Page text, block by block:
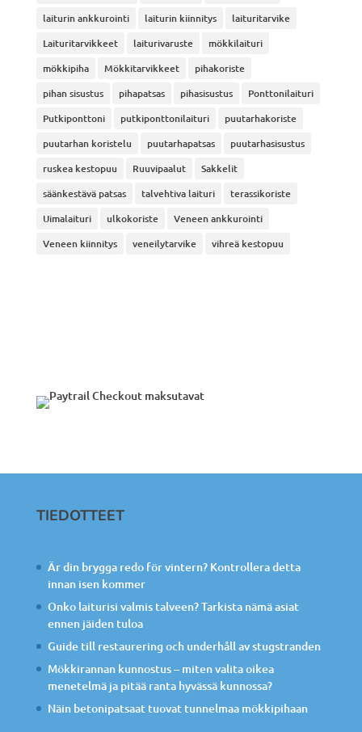
laiturin ankkurointi laiturin kiinnitys
laituritarvike
Laituritarvikkeet
laiturivaruste
mökkilaituri
mökkipiha
Mökkitarvikkeet
pihakoriste
pihan sisustus
pihapatsas pihasisustus
Ponttonilaituri
Putkiponttoni
putkiponttonilaituri
puutarhakoriste
puutarhan koristelu
puutarhapatsas
puutarhasisustus
ruskea kestopuu
Ruuvipaalut
Sakkelit
säänkestävä patsas
talvehtiva laituri
terassikoriste
Uimalaituri
ulkokoriste
Veneen ankkurointi
Veneen kiinnitys
veneilytarvike vihreä kestopuu
TIEDOTTEET
Är din brygga redo för vintern? Kontrollera detta
innan isen kommer
Onko laiturisi valmis talveen? Tarkista nämä asiat
ennen jäiden tuloa
Guide till restaurering och underhåll av stugstranden
Mökkirannan kunnostus – miten valita oikea
menetelmä ja pitää ranta hyvässä kunnossa?
Näin betonipatsaat tuovat tunnelmaa mökkipihaan